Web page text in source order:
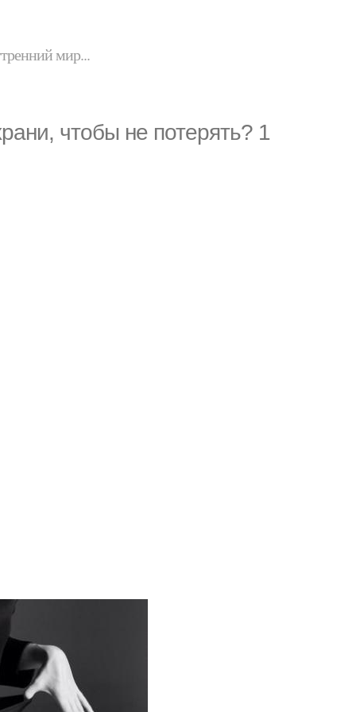
мир...
чтобы не потерять? 1